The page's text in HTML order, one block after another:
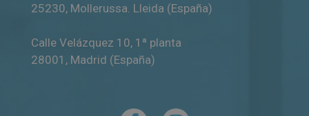
25230, Mollerussa. Lleida (España)
Calle Velázquez 10, 1ª planta
28001 , Madrid (España)